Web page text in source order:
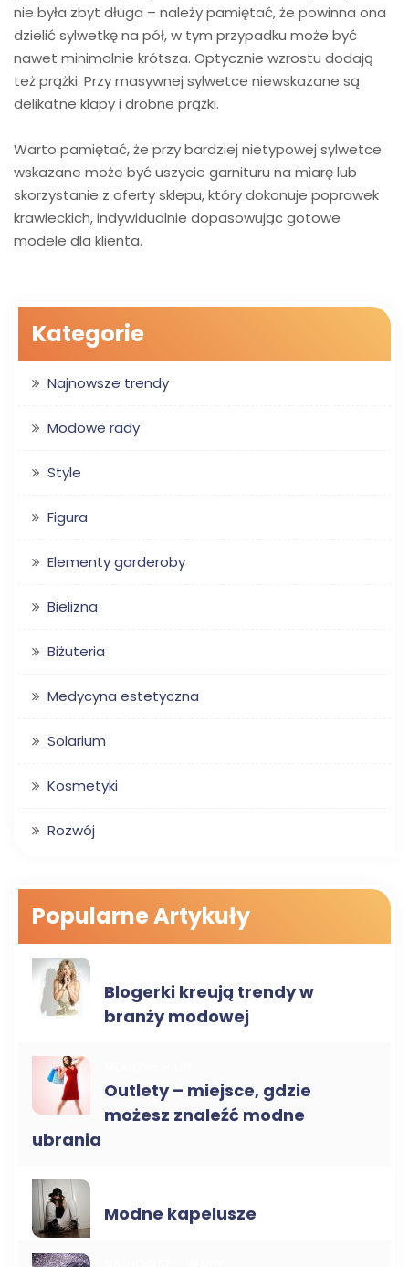
nie była zbyt długa – należy pamiętać, że powinna ona
dzielić sylwetkę na pół, w tym przypadku może być
nawet minimalnie krótsza. Optycznie wzrostu dodają
też prążki. Przy masywnej sylwetce niewskazane są
delikatne klapy i drobne prążki.
Warto pamiętać, że przy bardziej nietypowej sylwetce
wskazane może być uszycie garnituru na miarę lub
skorzystanie z oferty sklepu, który dokonuje poprawek
krawieckich, indywidualnie dopasowując gotowe
modele dla klienta.
Kategorie
Najnowsze trendy
Modowe rady
Style
Figura
Elementy garderoby
Bielizna
Biżuteria
Medycyna estetyczna
Solarium
Kosmetyki
Rozwój
Popularne Artykuły
Blogerki kreują trendy w
branży modowej
Outlety – miejsce, gdzie
możesz znaleźć modne
ubrania
Modne kapelusze